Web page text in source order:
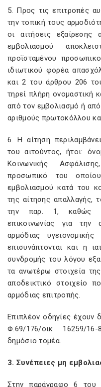
5. Προς τις επιτροπές
την τοπική τους
οι αιτήσεις
εμβολιασμού
προϊσταμένου
ιδιωτικού φορέα
και 2 του άρθρου 206
τηρεί πλήρη ονομαστική
από τον εμβολιασμό ή
αριθμούς πρωτοκόλλου
6. Η αίτηση
του αιτούντος, ήτοι:
Κοινωνικής
προσωπικό του
εμβολιασμού κατά του
της αίτησης απαλλαγής,
την παρ. 1, καθώς
επικοινωνίας για
αρμόδιας
επισυνάπτονται και η
συνδρομής του λόγου
τα ανωτέρω στοιχεία
αποδεικτικό στοιχείο
αρμόδιας επιτροπής.
Επιπλέον οδηγίες
Φ.69/176/οικ. 16259/
δημόσιο τομέα.
3. Συνέπειες μη
Στην παράγραφο 6 του